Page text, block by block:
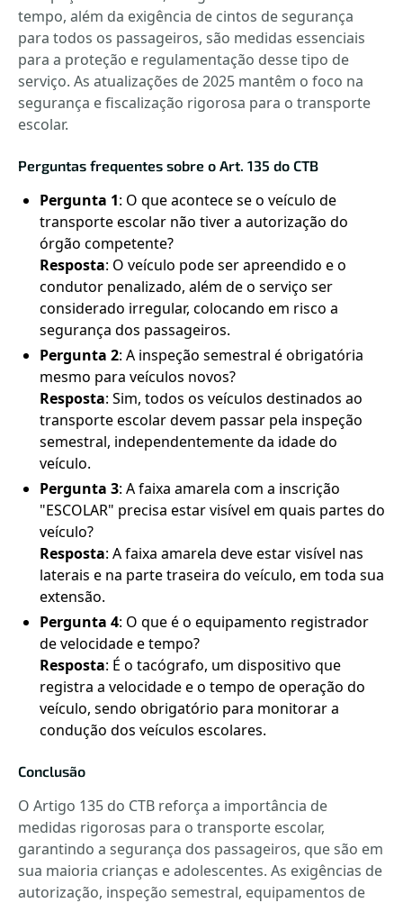
tempo, além da exigência de cintos de segurança
para todos os passageiros, são medidas essenciais
para a proteção e regulamentação desse tipo de
serviço. As atualizações de 2025 mantêm o foco na
segurança e fiscalização rigorosa para o transporte
escolar.
Perguntas frequentes sobre o Art. 135 do CTB
Pergunta 1: O que acontece se o veículo de
transporte escolar não tiver a autorização do
órgão competente?
Resposta: O veículo pode ser apreendido e o
condutor penalizado, além de o serviço ser
considerado irregular, colocando em risco a
segurança dos passageiros.
Pergunta 2: A inspeção semestral é obrigatória
mesmo para veículos novos?
Resposta: Sim, todos os veículos destinados ao
transporte escolar devem passar pela inspeção
semestral, independentemente da idade do
veículo.
Pergunta 3: A faixa amarela com a inscrição
"ESCOLAR" precisa estar visível em quais partes do
veículo?
Resposta: A faixa amarela deve estar visível nas
laterais e na parte traseira do veículo, em toda sua
extensão.
Pergunta 4: O que é o equipamento registrador
de velocidade e tempo?
Resposta: É o tacógrafo, um dispositivo que
registra a velocidade e o tempo de operação do
veículo, sendo obrigatório para monitorar a
condução dos veículos escolares.
Conclusão
O Artigo 135 do CTB reforça a importância de
medidas rigorosas para o transporte escolar,
garantindo a segurança dos passageiros, que são em
sua maioria crianças e adolescentes. As exigências de
autorização, inspeção semestral, equipamentos de